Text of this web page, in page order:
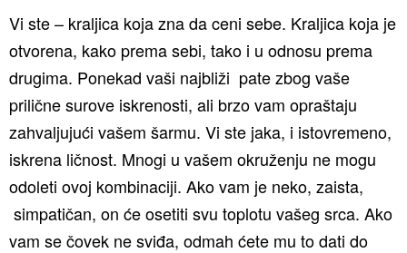
Vi ste – kraljica koja zna da ceni sebe. Kraljica koja je
otvorena, kako prema sebi, tako i u odnosu prema
drugima. Ponekad vaši najbliži pate zbog vaše
prilične surove iskrenosti, ali brzo vam opraštaju
zahvaljujući vašem šarmu. Vi ste jaka, i istovremeno,
iskrena ličnost. Mnogi u vašem okruženju ne mogu
odoleti ovoj kombinaciji. Ako vam je neko, zaista,
simpatičan, on će osetiti svu toplotu vašeg srca. Ako
vam se čovek ne sviđa, odmah ćete mu to dati do